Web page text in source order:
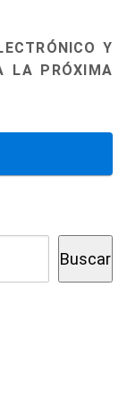
Y
LA PRÓXIMA
Buscar